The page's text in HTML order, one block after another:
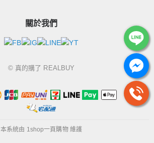
關於我們
© 真的購了 REALBUY
本系統由 1shop一頁購物維護